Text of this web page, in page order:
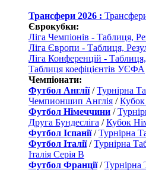
Трансфери 2026 :
Єврокубки:
Ліга Чемпіонів - Таблиця,
Ліга Європи - Таблиця,
Ліга Конференцій - Таблиця,
Таблиця коефіцієнтів УЄФА
Чемпіонати:
Футбол Англії/Турнірна
Чемпионшип Англія /Кубок
Футбол Німеччини /
Друга Бундесліга /Кубок
Футбол Іспанії/Турнірна
Футбол Італії/Турнірна
Італія Серія B
Футбол Франції/Турнірна